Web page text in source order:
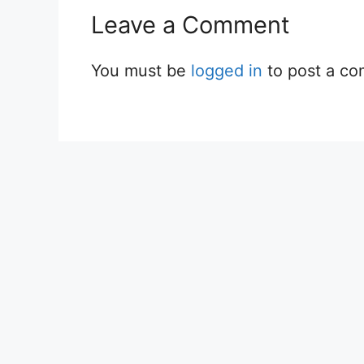
Leave a Comment
You must be logged in to post a